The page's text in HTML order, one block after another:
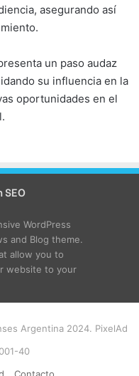
asegurando así
un paso audaz
su influencia en la
oportunidades en el
SEO
WordPress
and Blog theme.
allow you to
website to your
Argentina 2024. PixelAd
40